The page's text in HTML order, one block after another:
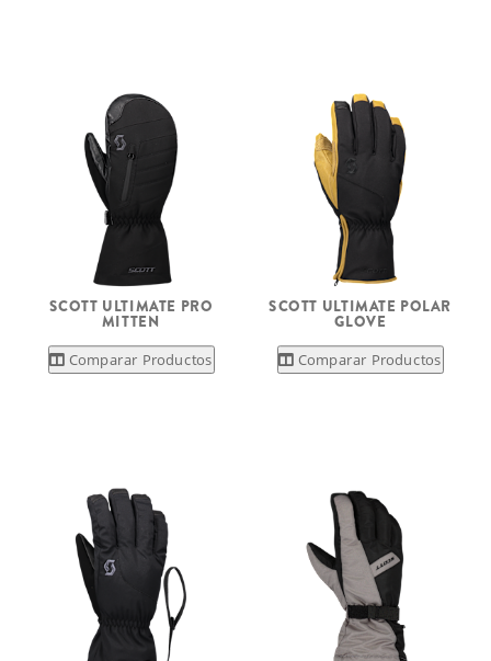
SCOTT ULTIMATE PRO
MITTEN
Comparar Productos
SCOTT ULTIMATE POLAR
GLOVE
Comparar Productos